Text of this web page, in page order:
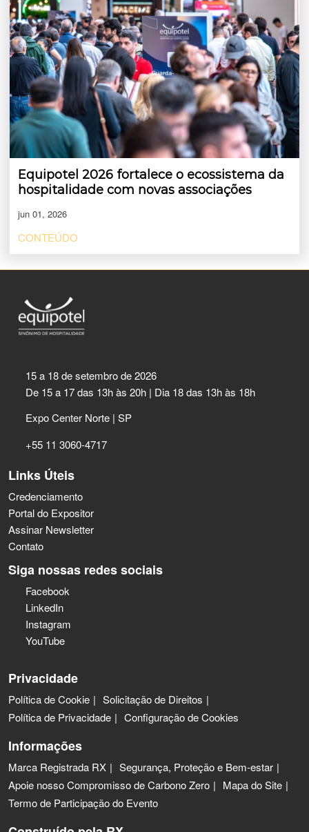
Equipotel 2026 fortalece o ecossistema da
hospitalidade com novas associações
jun 01, 2026
CONTEÚDO
15 a 18 de setembro de 2026
De 15 a 17 das 13h às 20h | Dia 18 das 13h às 18h
Expo Center Norte | SP
+55 11 3060-4717
Links Úteis
Credenciamento
Portal do Expositor
Assinar Newsletter
Contato
Siga nossas redes sociais
Facebook
LinkedIn
Instagram
YouTube
Privacidade
Política de Cookie
Solicitação de Direitos
Política de Privacidade
Configuração de Cookies
Informações
Marca Registrada RX
Segurança, Proteção e Bem-estar
Apoie nosso Compromisso de Carbono Zero
Mapa do Site
Termo de Participação do Evento